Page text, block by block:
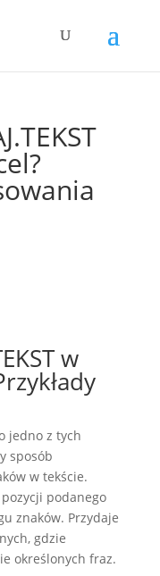
w
jedno z tych
sposób
w tekście.
podanego
znaków. Przydaje
gdzie
określonych fraz.